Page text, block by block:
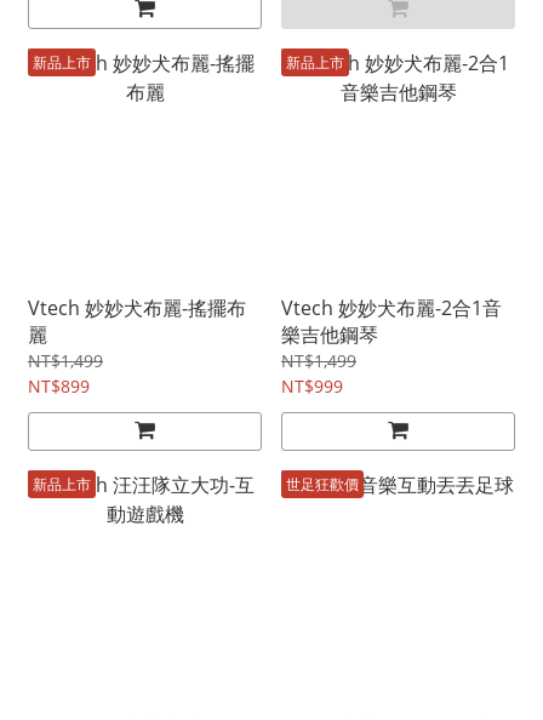
新品上市
Vtech 妙妙犬布麗-搖擺布
麗
NT$1,499
NT$899
新品上市
Vtech 妙妙犬布麗-2合1音
樂吉他鋼琴
NT$1,499
NT$999
新品上市 世足狂歡價